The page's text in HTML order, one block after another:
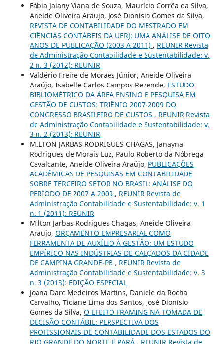
Fábia Jaiany Viana de Souza, Maurício Corrêa da Silva,
Aneide Oliveira Araujo, José Dionísio Gomes da Silva,
REVISTA DE CONTABILIDADE DO MESTRADO EM
CIÊNCIAS CONTÁBEIS DA UERJ: UMA ANÁLISE DE OITO
ANOS DE PUBLICAÇÃO (2003 A 2011) , REUNIR Revista
de Administração Contabilidade e Sustentabilidade: v.
2 n. 3 (2012): REUNIR
Valdério Freire de Moraes Júnior, Aneide Oliveira
Araújo, Isabelle Carlos Campos Rezende, ESTUDO
BIBLIOMÉTRICO DA ÁREA ENSINO E PESQUISA EM
GESTÃO DE CUSTOS: TRIÊNIO 2007-2009 DO
CONGRESSO BRASILEIRO DE CUSTOS , REUNIR Revista
de Administração Contabilidade e Sustentabilidade: v.
3 n. 2 (2013): REUNIR
MILTON JARBAS RODRIGUES CHAGAS, Janayna
Rodrigues de Morais Luz, Paulo Roberto da Nóbrega
Cavalcante, Aneide Oliveira Araújo, PUBLICAÇÕES
ACADÊMICAS DE PESQUISAS EM CONTABILIDADE
SOBRE TERCEIRO SETOR NO BRASIL: ANÁLISE DO
PERÍODO DE 2007 A 2009 , REUNIR Revista de
Administração Contabilidade e Sustentabilidade: v. 1
n. 1 (2011): REUNIR
Milton Jarbas Rodrigues Chagas, Aneide Oliveira
Araujo, ORÇAMENTO EMPRESARIAL COMO
FERRAMENTA DE AUXÍLIO À GESTÃO: UM ESTUDO
EMPÍRICO NAS INDÚSTRIAS DE CALÇADOS DA CIDADE
DE CAMPINA GRANDE-PB , REUNIR Revista de
Administração Contabilidade e Sustentabilidade: v. 3
n. 3 (2013): EDIÇÃO ESPECIAL
Joana Darc Medeiros Martins, Daniele da Rocha
Carvalho, Ticiane Lima dos Santos, José Dionísio
Gomes da Silva, O EFEITO FRAMING NA TOMADA DE
DECISÃO CONTÁBIL: PERSPECTIVA DOS
PROFISSIONAIS DE CONTABILIDADE DOS ESTADOS DO
RIO GRANDE DO NORTE E PARÁ , REUNIR Revista de